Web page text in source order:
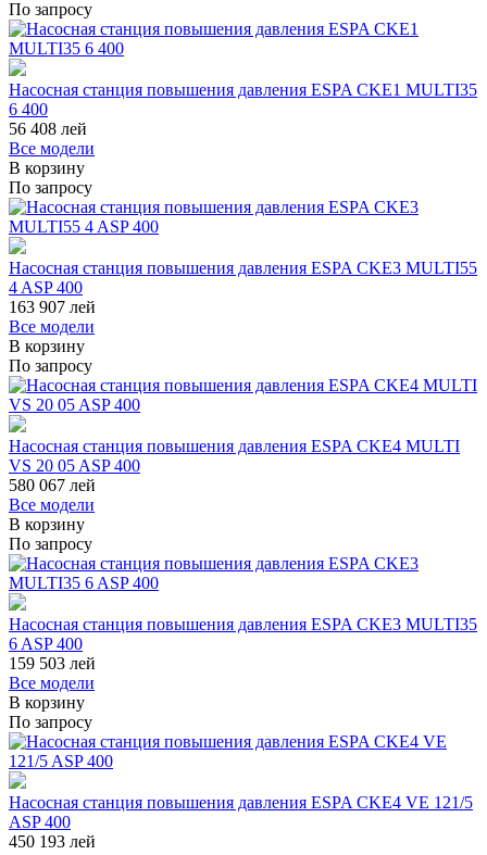
По запросу
Насосная станция повышения давления ESPA CKE1 MULTI35
6 400
56 408 лей
Все модели
В корзину
По запросу
Насосная станция повышения давления ESPA CKE3 MULTI55
4 ASP 400
163 907 лей
Все модели
В корзину
По запросу
Насосная станция повышения давления ESPA CKE4 MULTI
VS 20 05 ASP 400
580 067 лей
Все модели
В корзину
По запросу
Насосная станция повышения давления ESPA CKE3 MULTI35
6 ASP 400
159 503 лей
Все модели
В корзину
По запросу
Насосная станция повышения давления ESPA CKE4 VE 121/5
ASP 400
450 193 лей